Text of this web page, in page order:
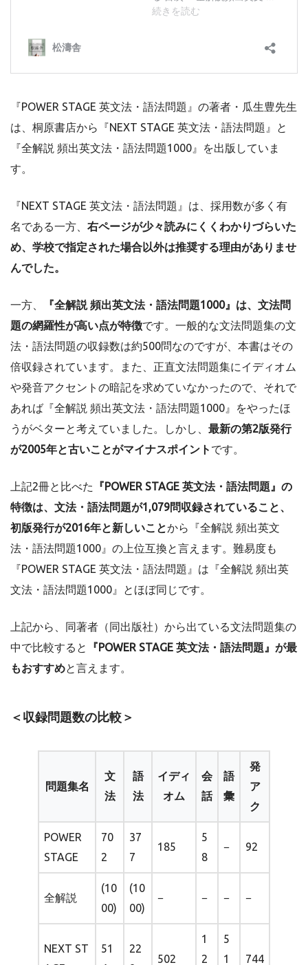
『POWER STAGE 英文法・語法問題』の著者・瓜生豊先生
は、桐原書店から『NEXT STAGE 英文法・語法問題』と
『全解説 頻出英文法・語法問題1000』を出版していま
す。
『NEXT STAGE 英文法・語法問題』は、採用数が多く有
名である一方、 右ページが少々読みにくくわかりづらいた
め、学校で指定された場合以外は推奨する理由がありませ
んでした。
一方、
『全解説 頻出英文法・語法問題1000』は、文法問
題の網羅性が高い点が特徴です。一般的な文法問題集の文
法・語法問題の収録数は約500問なのですが、本書はその
倍収録されています。また、正直文法問題集にイディオム
や発音アクセントの暗記を求めていなかったので、それで
あれば『全解説 頻出英文法・語法問題1000』をやったほ
うがベターと考えていました。しかし、 最新の第2版発行
が2005年と古いことがマイナスポイント です。
上記2冊と比べた
『POWER STAGE 英文法・語法問題』の
特徴は、文法・語法問題が1,079問収録されていること、
初版発行が2016年と新しいことから『全解説 頻出英文
法・語法問題1000』の上位互換と言えます。難易度も
『POWER STAGE 英文法・語法問題』は『全解説 頻出英
文法・語法問題1000』とほぼ同じです。
上記から、同著者（同出版社）から出ている文法問題集の
中で比較すると
『POWER STAGE 英文法・語法問題』が最
もおすすめと言えます。
＜収録問題数の比較＞
問題集名
文
法
語
法
イディ
オム
会
話
語
彙
発
ア
ク
POWER
STAGE
70
2
37
7
185
5
8
− 92
全解説
(10
00)
(10
00)
− − − −
NEXT ST
51
22
502
1
2
5
1
744